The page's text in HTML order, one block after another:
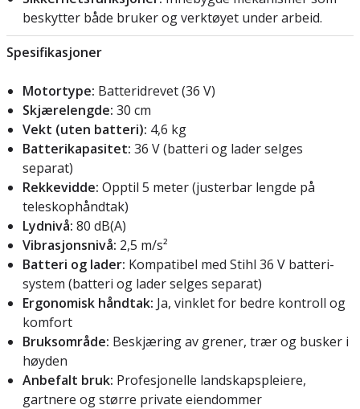
beskytter både bruker og verktøyet under arbeid.
Spesifikasjoner
Motortype: Batteridrevet (36 V)
Skjærelengde: 30 cm
Vekt (uten batteri): 4,6 kg
Batterikapasitet: 36 V (batteri og lader selges
separat)
Rekkevidde: Opptil 5 meter (justerbar lengde på
teleskophåndtak)
Lydnivå: 80 dB(A)
Vibrasjonsnivå: 2,5 m/s²
Batteri og lader: Kompatibel med Stihl 36 V batteri-
system (batteri og lader selges separat)
Ergonomisk håndtak: Ja, vinklet for bedre kontroll og
komfort
Bruksområde: Beskjæring av grener, trær og busker i
høyden
Anbefalt bruk: Profesjonelle landskapspleiere,
gartnere og større private eiendommer